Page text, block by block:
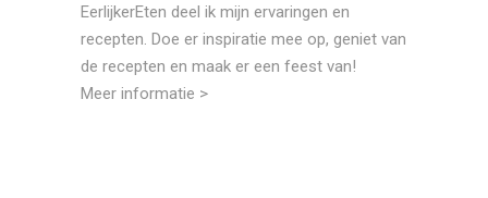
EerlijkerEten deel ik mijn ervaringen en
recepten. Doe er inspiratie mee op, geniet van
de recepten en maak er een feest van!
Meer informatie >